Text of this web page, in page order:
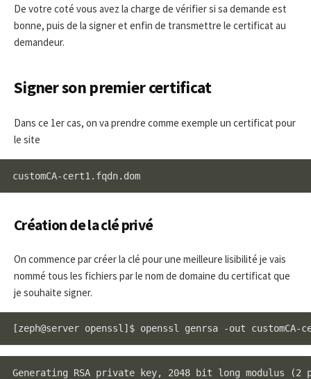
De votre coté vous avez la charge de vérifier si sa demande est
bonne, puis de la signer et enfin de transmettre le certificat au
demandeur.
Signer son premier certificat
Dans ce 1er cas, on va prendre comme exemple un certificat pour
le site
customCA-cert1.fqdn.dom
Création de la clé privé
On commence par créer la clé pour une meilleure lisibilité je vais
nommé tous les fichiers par le nom de domaine du certificat que
je souhaite signer.
[zeph@server openssl]$ openssl genrsa -out customCA-
Generating RSA private key, 2048 bit long modulus (2